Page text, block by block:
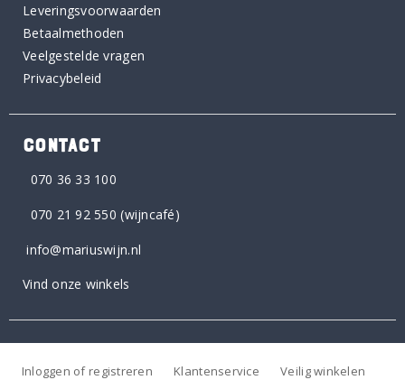
Leveringsvoorwaarden
Betaalmethoden
Veelgestelde vragen
Privacybeleid
CONTACT
070 36 33 100
070 21 92 550 (wijncafé)
info@mariuswijn.nl
Vind onze winkels
Inloggen of registreren Klantenservice
Veilig winkelen